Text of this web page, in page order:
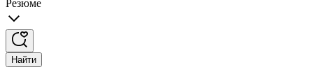
Резюме
Найти